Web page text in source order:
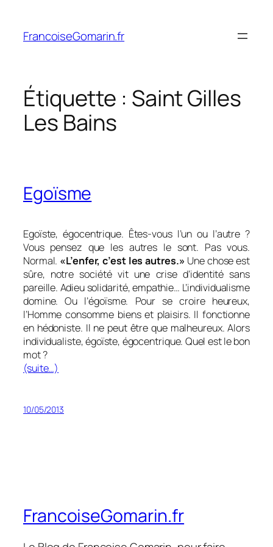
contenu
FrancoiseGomarin.fr
Étiquette : Saint Gilles
Les Bains
Egoïsme
Egoïste, égocentrique. Êtes-vous l’un ou l’autre ?
Vous pensez que les autres le sont. Pas vous.
Normal. «L’enfer, c’est les autres.» Une chose est
sûre, notre société vit une crise d’identité sans
pareille. Adieu solidarité, empathie… L’individualisme
domine. Ou l’égoïsme. Pour se croire heureux,
l’Homme consomme biens et plaisirs. Il fonctionne
en hédoniste. Il ne peut être que malheureux. Alors
individualiste, égoïste, égocentrique. Quel est le bon
mot ?
(suite…)
10/05/2013
FrancoiseGomarin.fr